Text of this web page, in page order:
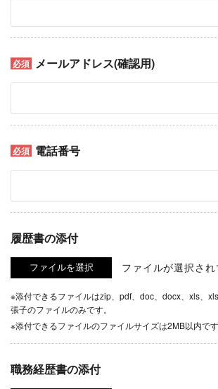
メールアドレス(確認用)
電話番号
履歴書の添付
ファイルが選択され
※添付できるファイルはzip、pdf、doc、docx、xls、
張子のファイルのみです。
※添付できるファイルのファイルサイズは2MB以内です
職務経歴書の添付